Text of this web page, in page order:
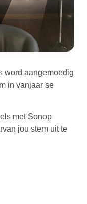
word aangemoedig
in vanjaar se
met Sonop
jou stem uit te